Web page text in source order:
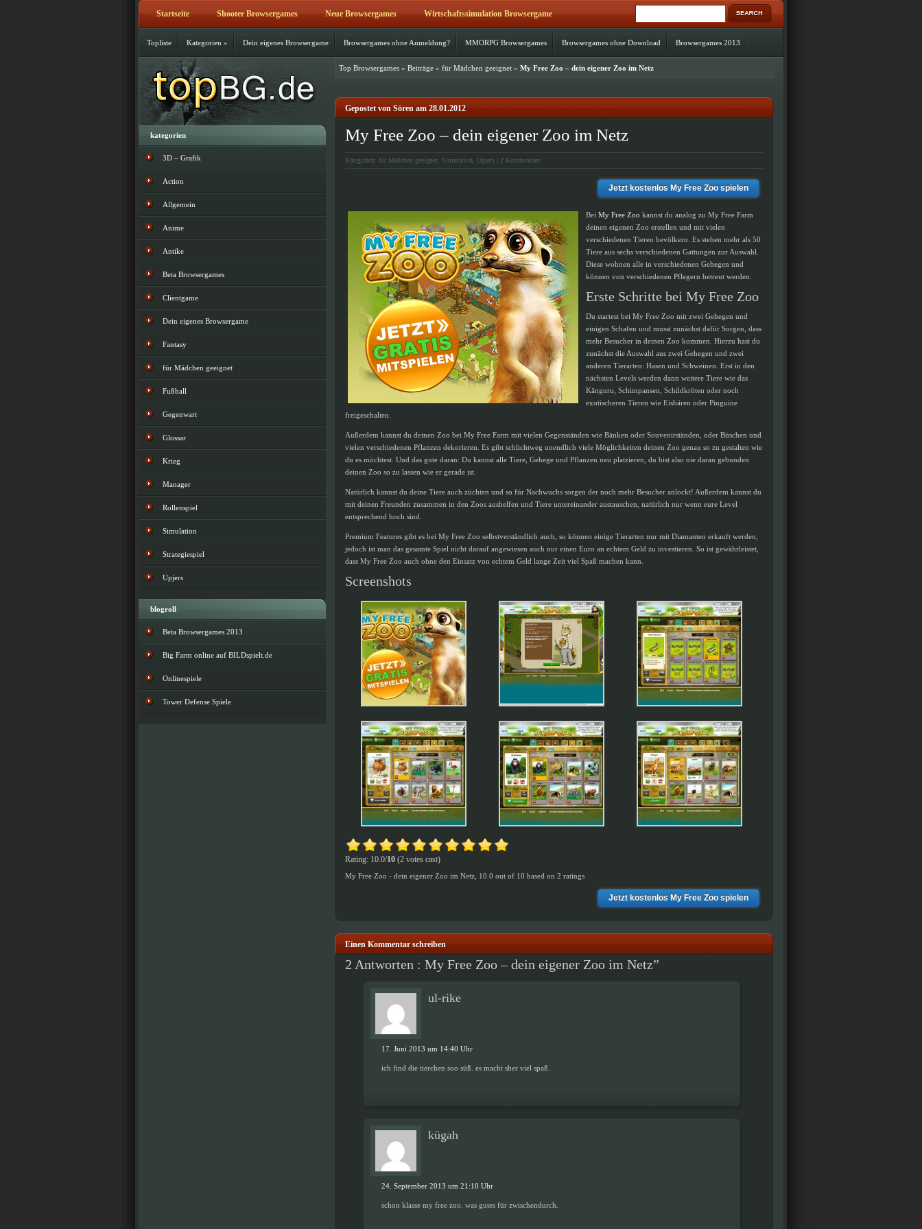
Startseite Shooter Browsergames Neue Browsergames Wirtschaftssimulation Browsergame
Topliste Kategorien » Dein eigenes Browsergame Browsergames ohne Anmeldung? MMORPG Browsergames Browsergames ohne Download Browsergames 2013
Top Browsergames » Beiträge » für Mädchen geeignet » My Free Zoo – dein eigener Zoo im Netz
Gepostet von Sören am 28.01.2012
My Free Zoo – dein eigener Zoo im Netz
Kategorien: für Mädchen geeignet Simulation Upjers 2 Kommentare
Jetzt kostenlos My Free Zoo spielen
Bei My Free Zoo kannst du analog zu My Free Farm
deinen eigenen Zoo erstellen und mit vielen
verschiedenen Tieren bevölkern. Es stehen mehr als 50
Tiere aus sechs verschiedenen Gattungen zur Auswahl.
Diese wohnen alle in verschiedenen Gehegen und
können von verschiedenen Pflegern betreut werden.
Erste Schritte bei My Free Zoo
Du startest bei My Free Zoo mit zwei Gehegen und
einigen Schafen und musst zunächst dafür Sorgen, dass
mehr Besucher in deinen Zoo kommen. Hierzu hast du
zunächst die Auswahl aus zwei Gehegen und zwei
anderen Tierarten: Hasen und Schweinen. Erst in den
nächsten Levels werden dann weitere Tiere wie das
Känguru, Schimpansen, Schildkröten oder noch
exotischeren Tieren wie Eisbären oder Pinguine
freigeschalten.
Außerdem kannst du deinen Zoo bei My Free Farm mit vielen Gegenständen wie Bänken oder Souvenirständen, oder Büschen und
vielen verschiedenen Pflanzen dekorieren. Es gibt schlichtweg unendlich viele Möglichkeiten deinen Zoo genau so zu gestalten wie
du es möchtest. Und das gute daran: Du kannst alle Tiere, Gehege und Pflanzen neu platzieren, du bist also nie daran gebunden
deinen Zoo so zu lassen wie er gerade ist.
Natürlich kannst du deine Tiere auch züchten und so für Nachwuchs sorgen der noch mehr Besucher anlockt! Außerdem kannst du
mit deinen Freunden zusammen in den Zoos aushelfen und Tiere untereinander austauschen, natürlich nur wenn eure Level
entsprechend hoch sind.
Premium Features gibt es bei My Free Zoo selbstverständlich auch, so können einige Tierarten nur mit Diamanten erkauft werden,
jedoch ist man das gesamte Spiel nicht darauf angewiesen auch nur einen Euro an echtem Geld zu investieren. So ist gewährleistet,
dass My Free Zoo auch ohne den Einsatz von echtem Geld lange Zeit viel Spaß machen kann.
Screenshots
Rating: 10.0/10 (2 votes cast)
My Free Zoo - dein eigener Zoo im Netz 10.0 out of 10 based on 2 ratings
Jetzt kostenlos My Free Zoo spielen
Einen Kommentar schreiben
2 Antworten : My Free Zoo – dein eigener Zoo im Netz”
ul-rike
17. Juni 2013 um 14:40 Uhr
ich find die tierchen soo süß. es macht sher viel spaß.
kügah
24. September 2013 um 21:10 Uhr
schon klasse my free zoo. was gutes für zwischendurch.
kategorien
3D – Grafik
Action
Allgemein
Anime
Antike
Beta Browsergames
Clientgame
Dein eigenes Browsergame
Fantasy
für Mädchen geeignet
Fußball
Gegenwart
Glossar
Krieg
Manager
Rollenspiel
Simulation
Strategiespiel
Upjers
blogroll
Beta Browsergames 2013
Big Farm online auf BILDspielt.de
Onlinespiele
Tower Defense Spiele